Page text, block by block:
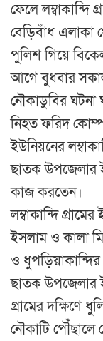
ফেলে লম্বাকান্দি
বেড়িবাঁধ এলাকা
পুলিশ গিয়ে
আগে বুধবার
নৌকাডুবির ঘটনা
নিহত ফরিদ
ইউনিয়নের
ছাতক উপজেলার
কাজ করতেন।
লম্বাকান্দি
ইসলাম ও কালা
ও
ছাতক উপজেলার
গ্রামের দক্ষিণে
নৌকাটি পৌঁছালে